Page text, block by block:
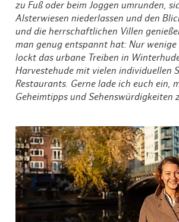
zu Fuß oder beim Joggen umrunden,
Alsterwiesen niederlassen und den
und die herrschaftlichen Villen
man genug entspannt hat: Nur
lockt das urbane Treiben in
Harvestehude mit vielen individuellen
Restaurants. Gerne lade ich euch ein,
Geheimtipps und Sehenswürdigkeiten